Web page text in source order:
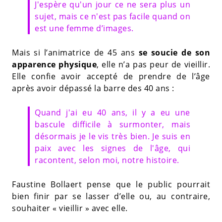
J'espère qu'un jour ce ne sera plus un
sujet, mais ce n'est pas facile quand on
est une femme d’images.
Mais si l’animatrice de 45 ans se soucie de son
apparence physique, elle n’a pas peur de vieillir.
Elle confie avoir accepté de prendre de l’âge
après avoir dépassé la barre des 40 ans :
Quand j'ai eu 40 ans, il y a eu une
bascule difficile à surmonter, mais
désormais je le vis très bien. Je suis en
paix avec les signes de l'âge, qui
racontent, selon moi, notre histoire.
Faustine Bollaert pense que le public pourrait
bien finir par se lasser d’elle ou, au contraire,
souhaiter « vieillir » avec elle.